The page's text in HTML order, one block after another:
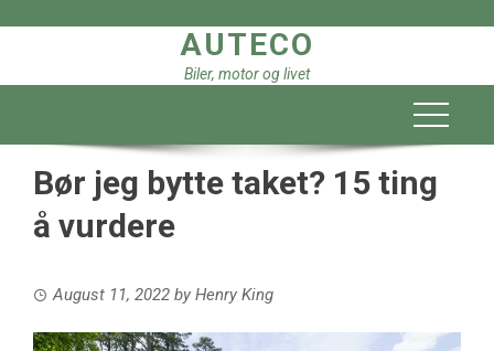
AUTECO
Biler, motor og livet
Bør jeg bytte taket? 15 ting
å vurdere
August 11, 2022 by Henry King